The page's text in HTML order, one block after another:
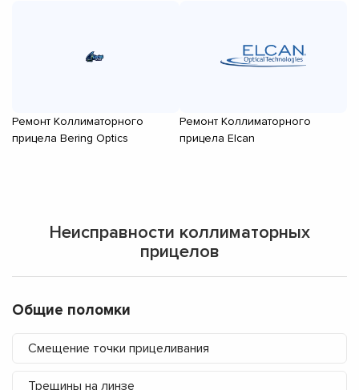
Ремонт Коллиматорного
прицела Bering Optics
Ремонт Коллиматорного
прицела Elcan
Неисправности коллиматорных
прицелов
Общие поломки
Смещение точки прицеливания
Трещины на линзе